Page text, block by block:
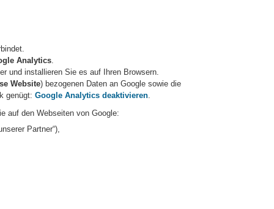
Analytics.
und installieren Sie es auf Ihren Browsern.
Website) bezogenen Daten an Google sowie die
genügt:Google Analytics deaktivieren.
auf den Webseiten von Google:
Partner“),